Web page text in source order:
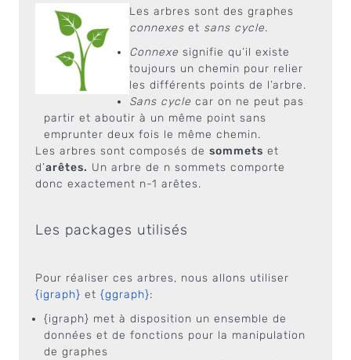
Les arbres sont des graphes
connexes et sans cycle.
Connexe signifie qu’il existe
toujours un chemin pour relier
les différents points de l’arbre.
Sans cycle car on ne peut pas
partir et aboutir à un même point sans
emprunter deux fois le même chemin.
Les arbres sont composés de sommets et
d’arêtes. Un arbre de n sommets comporte
donc exactement n-1 arêtes.
Les packages utilisés
Pour réaliser ces arbres, nous allons utiliser
{igraph} et {ggraph}:
{igraph} met à disposition un ensemble de
données et de fonctions pour la manipulation
de graphes